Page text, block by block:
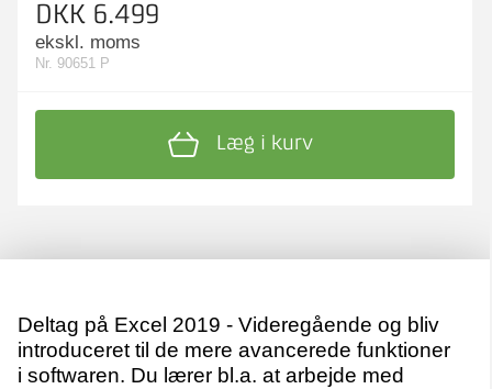
DKK 6.499
ekskl. moms
Nr. 90651 P
Læg i kurv
Deltag på Excel 2019 - Videregående og bliv
introduceret til de mere avancerede funktioner
i softwaren. Du lærer bl.a. at arbejde med